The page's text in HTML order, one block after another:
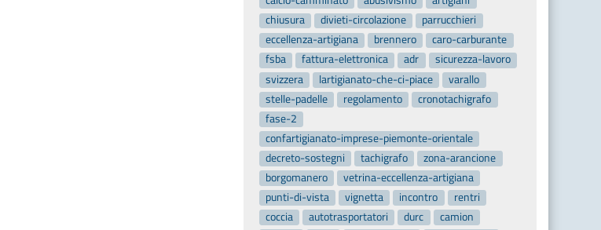
chiusura
divieti-circolazione
parrucchieri
eccellenza-artigiana
brennero
caro-carburante
fsba
fattura-elettronica adr
sicurezza-lavoro
svizzera
lartigianato-che-ci-piace
varallo
stelle-padelle
regolamento
cronotachigrafo
fase-2
confartigianato-imprese-piemonte-orientale
decreto-sostegni
tachigrafo
zona-arancione
borgomanero
vetrina-eccellenza-artigiana
punti-di-vista
vignetta incontro
rentri
coccia
autotrasportatori durc
camion